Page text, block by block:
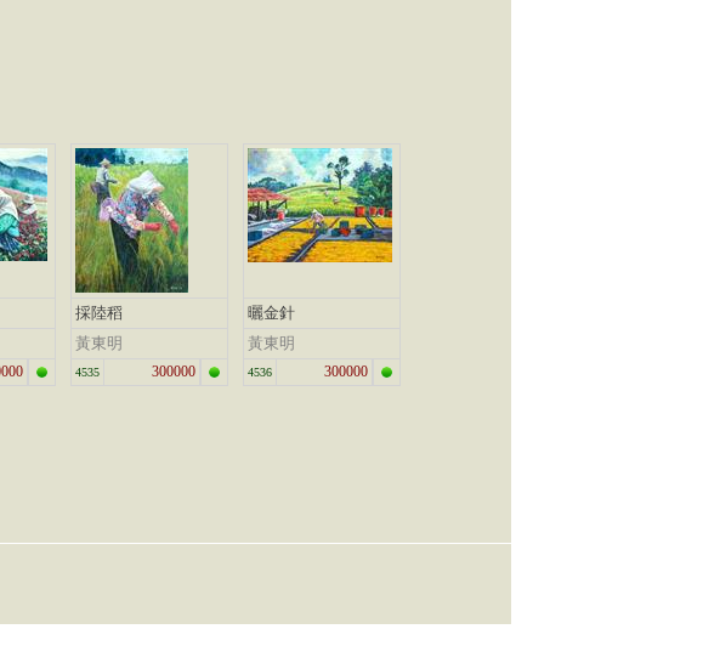
採陸稻
黃東明
4535 300000
曬金針
黃東明
4536 300000